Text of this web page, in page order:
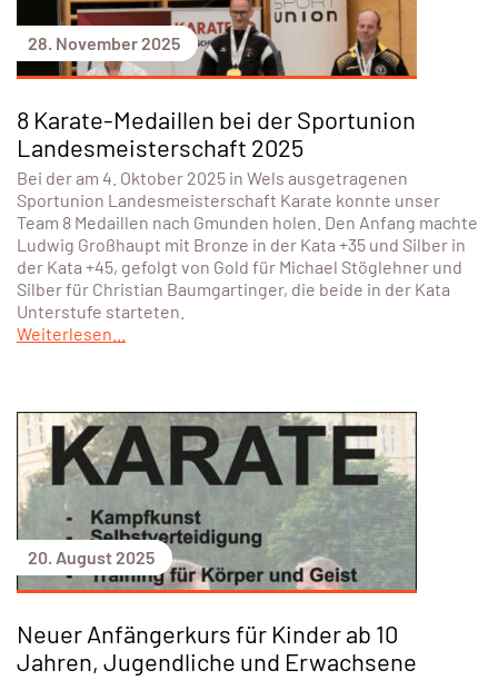
28. November 2025
8 Karate-Medaillen bei der Sportunion
Landesmeisterschaft 2025
Bei der am 4. Oktober 2025 in Wels ausgetragenen
Sportunion Landesmeisterschaft Karate konnte unser
Team 8 Medaillen nach Gmunden holen. Den Anfang machte
Ludwig Großhaupt mit Bronze in der Kata +35 und Silber in
der Kata +45, gefolgt von Gold für Michael Stöglehner und
Silber für Christian Baumgartinger, die beide in der Kata
Unterstufe starteten.
Weiterlesen...
20. August 2025
Neuer Anfängerkurs für Kinder ab 10
Jahren, Jugendliche und Erwachsene